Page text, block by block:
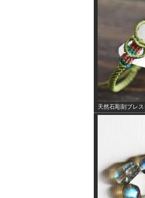
天然石彫刻ブレス